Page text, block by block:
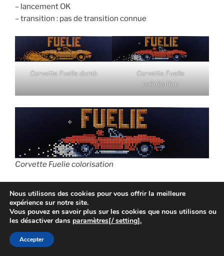
– lancement OK
– transition : pas de transition connue
Corvette Fuelie dumb
Corvette Fuelie
colorisation
Corvette Fuelie colorisation
La scène est relativement difficile à déclencher, c’est
une des scenes après gain de Pièces. Pour gagner des
pièces il faut gagner un challenge en allant dans les
stands lorsqu’ils sont vert, une fois la course gagnée,
un insert bleu clignote, l’insert fuelie arrive parmis les
Nous utilisons des cookies pour vous offrir la meilleure
expérience sur notre site.
Vous pouvez en savoir plus sur les cookies que nous utilisons ou
les désactiver dans paramètres[/ setting].
Accepter